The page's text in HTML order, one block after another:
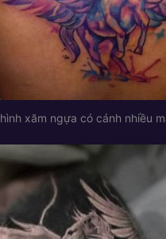
hình xăm ngựa có cánh nhiều